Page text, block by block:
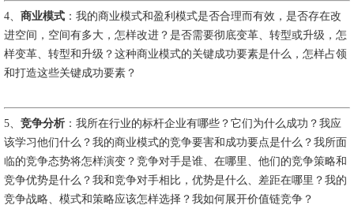
4、 商业模式 ：我的商业模式和盈利模式是否合理而有效，是否存在改
进空间，空间有多大，怎样改进？是否需要彻底变革、转型或升级，怎
样变革、转型和升级？这种商业模式的关键成功要素是什么，怎样占领
和打造这些关键成功要素？
5、 竞争分析 ：我所在行业的标杆企业有哪些？它们为什么成功？我应
该学习他们什么？我的商业模式的竞争要害和成功要点是什么？我所面
临的竞争态势将怎样演变？竞争对手是谁、在哪里、他们的竞争策略和
竞争优势是什么？我和竞争对手相比，优势是什么、差距在哪里？我的
竞争战略、模式和策略应该怎样选择？我如何展开价值链竞争？